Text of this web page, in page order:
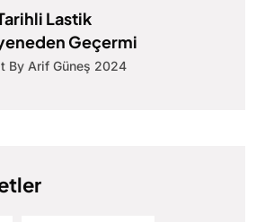
Lastik
Geçermi
By Arif Güneş 2024